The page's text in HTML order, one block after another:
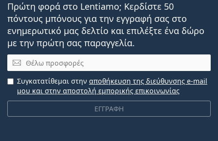
Πρώτη φορά στο Lentiamo; Κερδίστε 50
πόντους μπόνους για την εγγραφή σας στο
ενημερωτικό μας δελτίο και επιλέξτε ένα δώρο
με την πρώτη σας παραγγελία.
Email
ΕΓΓΡΑΦΗ
Συγκατατίθεμαι στην αποθήκευση της διεύθυνσης e-mail
μου και στην αποστολή εμπορικής επικοινωνίας